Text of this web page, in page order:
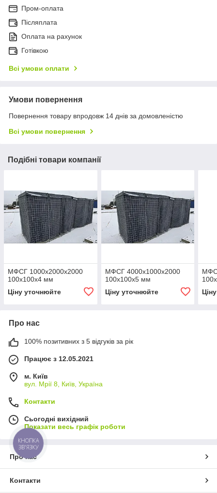
Пром-оплата
Післяплата
Оплата на рахунок
Готівкою
Всі умови оплати
Умови повернення
Повернення товару впродовж 14 днів за домовленістю
Всі умови повернення
Подібні товари компанії
МФСГ 1000х2000х2000
100х100х4 мм
Ціну уточнюйте
МФСГ 4000х1000х2000
100х100х5 мм
Ціну уточнюйте
Про нас
100% позитивних з 5 відгуків за рік
Працює з 12.05.2021
м. Київ
вул. Мрії 8, Київ, Україна
Контакти
Сьогодні вихідний
Показати весь графік роботи
Про нас
Контакти
КНОПКА
ЗВ'ЯЗКУ